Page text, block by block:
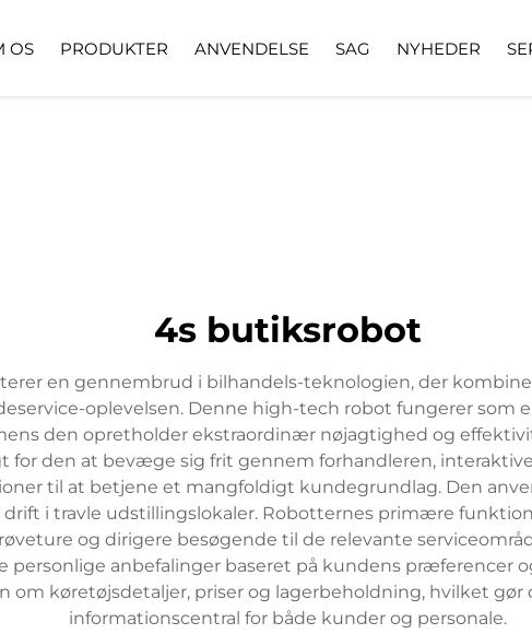
OS PRODUKTER ANVENDELSE SAG NYHEDER
4s butiksrobot
en gennembrud i bilhandels-teknologien, der
oplevelsen. Denne high-tech robot fungerer som
den opretholder ekstraordinær nøjagtighed og
for den at bevæge sig frit gennem forhandleren,
til at betjene et mangfoldigt kundegrundlag. Den
i travle udstillingslokaler. Robotternes primære
og dirigere besøgende til de relevante
personlige anbefalinger baseret på kundens præferencer
om køretøjsdetaljer, priser og lagerbeholdning, hvilket
informationscentral for både kunder og personale.